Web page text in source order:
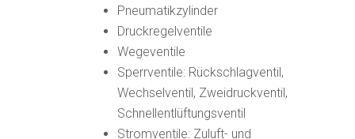
Pneumatikzylinder
Druckregelventile
Wegeventile
Sperrventile: Rückschlagventil,
Wechselventil, Zweidruckventil,
Schnellentlüftungsventil
Stromventile: Zuluft- und